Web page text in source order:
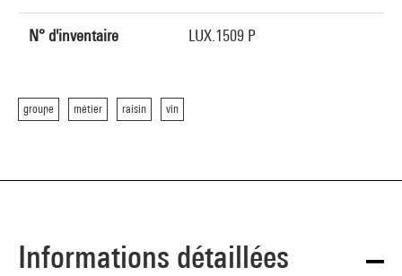
N° d'inventaire LUX.1509 P
groupe métier raisin vin
Informations détaillées